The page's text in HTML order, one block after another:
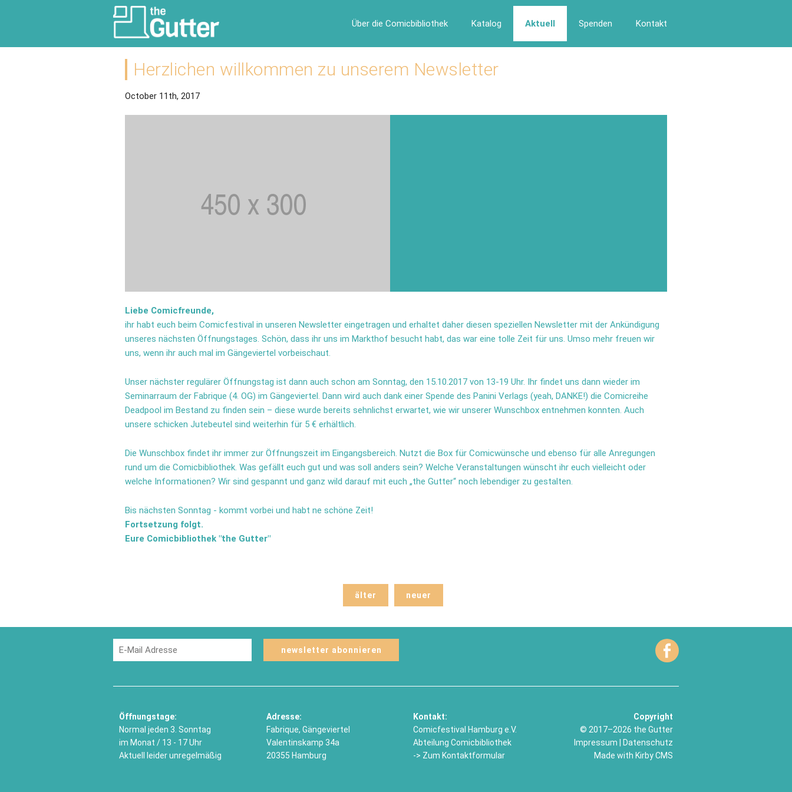
Über die Comicbibliothek Katalog Aktuell Spenden Kontakt
Herzlichen willkommen zu unserem Newsletter
October 11th, 2017
Liebe Comicfreunde,
ihr habt euch beim Comicfestival in unseren Newsletter eingetragen und erhaltet daher diesen speziellen Newsletter mit der Ankündigung
unseres nächsten Öffnungstages. Schön, dass ihr uns im Markthof besucht habt, das war eine tolle Zeit für uns. Umso mehr freuen wir
uns, wenn ihr auch mal im Gängeviertel vorbeischaut.
Unser nächster regulärer Öffnungstag ist dann auch schon am Sonntag, den 15.10.2017 von 13-19 Uhr. Ihr findet uns dann wieder im
Seminarraum der Fabrique (4. OG) im Gängeviertel. Dann wird auch dank einer Spende des Panini Verlags (yeah, DANKE!) die Comicreihe
Deadpool im Bestand zu finden sein – diese wurde bereits sehnlichst erwartet, wie wir unserer Wunschbox entnehmen konnten. Auch
unsere schicken Jutebeutel sind weiterhin für 5 € erhältlich.
Die Wunschbox findet ihr immer zur Öffnungszeit im Eingangsbereich. Nutzt die Box für Comicwünsche und ebenso für alle Anregungen
rund um die Comicbibliothek. Was gefällt euch gut und was soll anders sein? Welche Veranstaltungen wünscht ihr euch vielleicht oder
welche Informationen? Wir sind gespannt und ganz wild darauf mit euch „the Gutter“ noch lebendiger zu gestalten.
Bis nächsten Sonntag - kommt vorbei und habt ne schöne Zeit!
Fortsetzung folgt.
Eure Comicbibliothek "the Gutter"
älter neuer
Öffnungstage:
Normal jeden 3. Sonntag
im Monat / 13 - 17 Uhr
Aktuell leider unregelmäßig
Adresse:
Fabrique, Gängeviertel
Valentinskamp 34a
20355 Hamburg
Kontakt:
Comicfestival Hamburg e.V.
Abteilung Comicbibliothek
-> Zum Kontaktformular
Copyright
© 2017–2026 the Gutter
Impressum
Datenschutz
Made with Kirby CMS